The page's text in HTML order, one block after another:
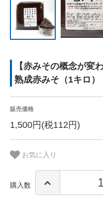
【赤みその概念が変
熟成赤みそ（1キロ）
販売価格
1,500円(税112円)
お気に入り
購入数